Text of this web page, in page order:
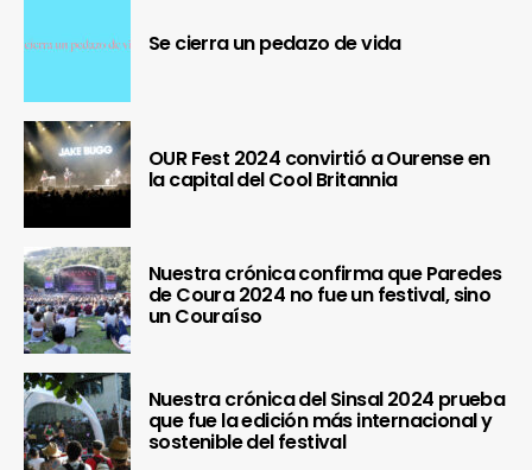
Se cierra un pedazo de vida
OUR Fest 2024 convirtió a Ourense en
la capital del Cool Britannia
Nuestra crónica confirma que Paredes
de Coura 2024 no fue un festival, sino
un Couraíso
Nuestra crónica del Sinsal 2024 prueba
que fue la edición más internacional y
sostenible del festival